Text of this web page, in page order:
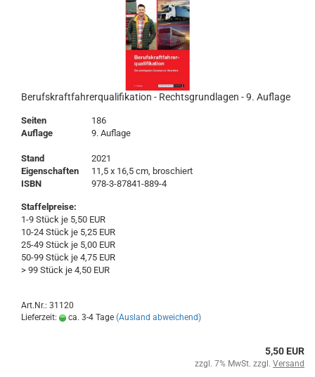
Berufskraftfahrerqualifikation - Rechtsgrundlagen - 9. Auflage
Seiten
186
Auflage
9. Auflage
Stand
2021
Eigenschaften
11,5 x 16,5 cm, broschiert
ISBN
978-3-87841-889-4
Staffelpreise:
1-9 Stück je 5,50 EUR
10-24 Stück je 5,25 EUR
25-49 Stück je 5,00 EUR
50-99 Stück je 4,75 EUR
> 99 Stück je 4,50 EUR
Art.Nr.: 31120
Lieferzeit:
ca. 3-4 Tage (Ausland abweichend)
5,50 EUR
zzgl. 7% MwSt. zzgl. Versand